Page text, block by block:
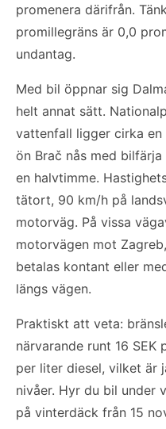
promenera därifrån.
promillegräns är 0,0
undantag.
Med bil öppnar sig
helt annat sätt.
vattenfall ligger cirka
ön Brač nås med
en halvtimme.
tätort, 90 km/h på
motorväg. På vissa
motorvägen mot
betalas kontant eller
längs vägen.
Praktiskt att veta:
närvarande runt 16 SEK
per liter diesel, vilket är
nivåer. Hyr du bil under
på vinterdäck från 15